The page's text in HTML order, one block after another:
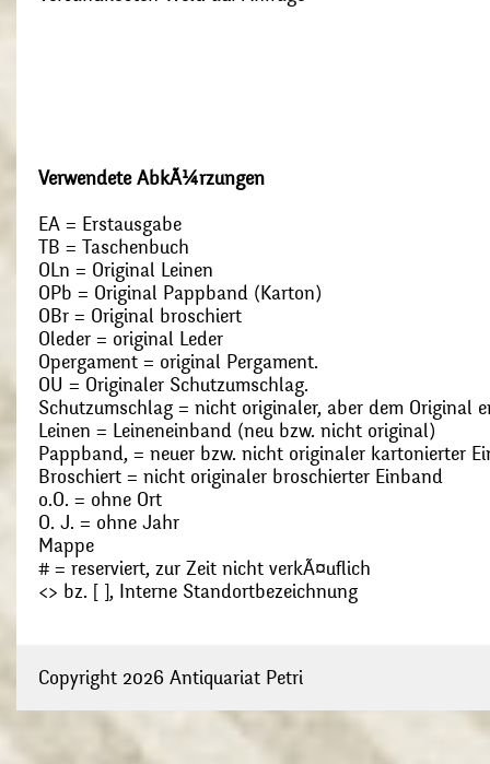
Verwendete AbkÃ¼rzungen
EA = Erstausgabe
TB = Taschenbuch
OLn = Original Leinen
OPb = Original Pappband (Karton)
OBr = Original broschiert
Oleder = original Leder
Opergament = original Pergament.
OU = Originaler Schutzumschlag.
Schutzumschlag = nicht originaler, aber dem Original
Leinen = Leineneinband (neu bzw. nicht original)
Pappband, = neuer bzw. nicht originaler kartonierter
Broschiert = nicht originaler broschierter Einband
o.O. = ohne Ort
O. J. = ohne Jahr
Mappe
# = reserviert, zur Zeit nicht verkÃ¤uflich
<> bz. [ ], Interne Standortbezeichnung
Copyright 2026 Antiquariat Petri